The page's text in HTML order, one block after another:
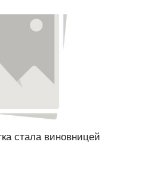
стала виновницей